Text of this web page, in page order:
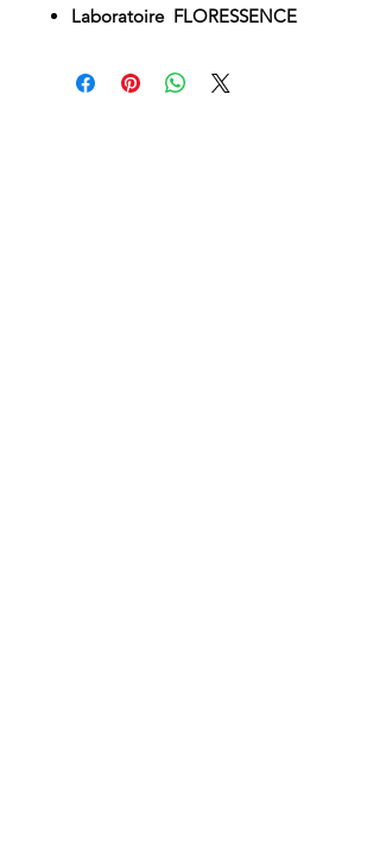
Laboratoire FLORESSENCE